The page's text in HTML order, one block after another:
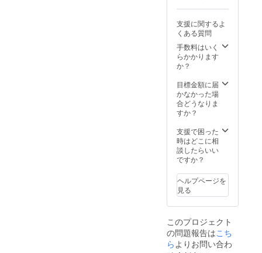
支援に関するよ
くある質問
手数料はいく
らかかります
か？
目標金額に届
かなかった場
合どうなりま
すか？
支援で困った
時はどこに相
談したらいい
ですか？
ヘルプページを
見る
このプロジェクト
の問題報告はこち
ら よりお問い合わ